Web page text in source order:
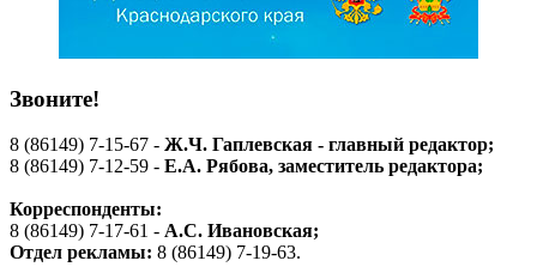
Звоните!
8 (86149) 7-15-67 - Ж.Ч. Гаплевская - главный редактор;
8 (86149) 7-12-59 - Е.А. Рябова, заместитель редактора;
Корреспонденты:
8 (86149) 7-17-61 - А.С. Ивановская;
Отдел рекламы: 8 (86149) 7-19-63.